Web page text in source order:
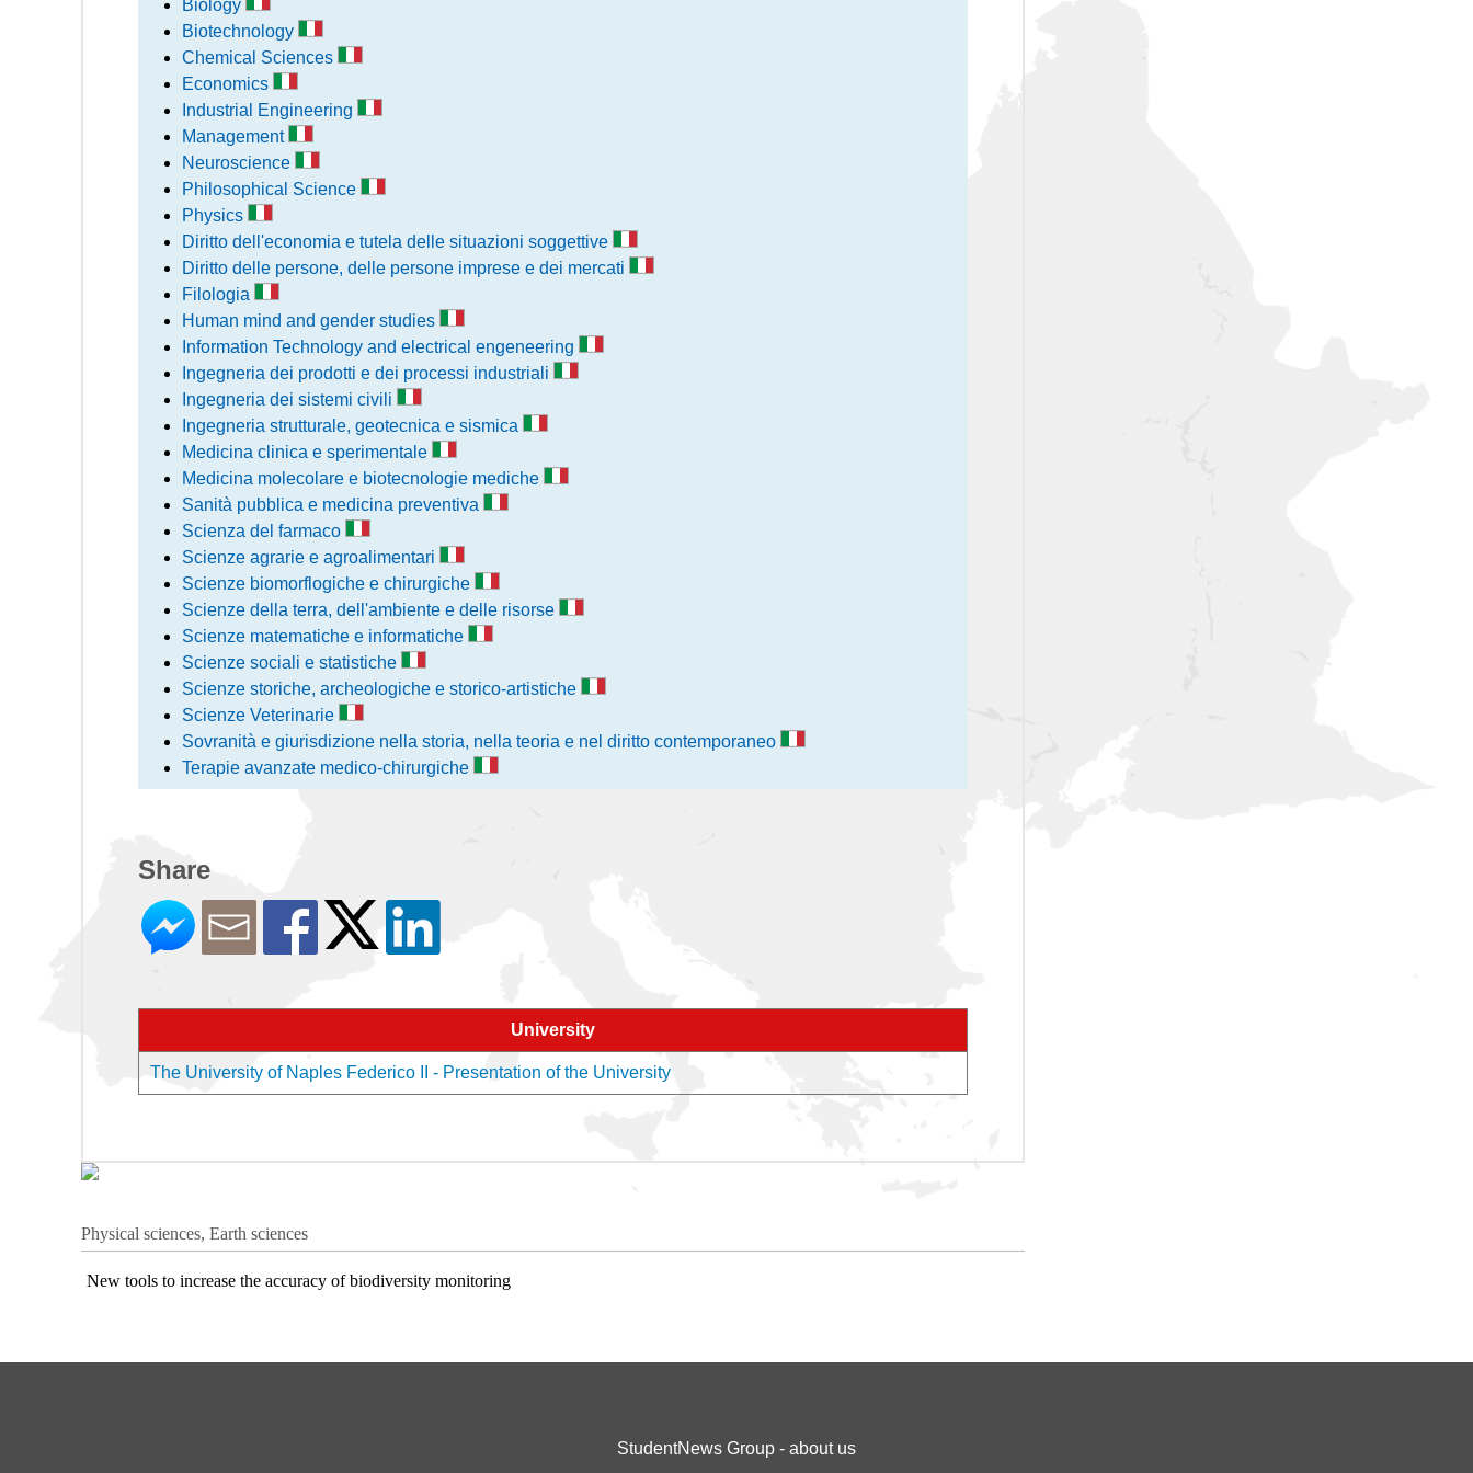
Biology
Biotechnology
Chemical Sciences
Economics
Industrial Engineering
Management
Neuroscience
Philosophical Science
Physics
Diritto dell'economia e tutela delle situazioni soggettive
Diritto delle persone, delle persone imprese e dei mercati
Filologia
Human mind and gender studies
Information Technology and electrical engeneering
Ingegneria dei prodotti e dei processi industriali
Ingegneria dei sistemi civili
Ingegneria strutturale, geotecnica e sismica
Medicina clinica e sperimentale
Medicina molecolare e biotecnologie mediche
Sanità pubblica e medicina preventiva
Scienza del farmaco
Scienze agrarie e agroalimentari
Scienze biomorflogiche e chirurgiche
Scienze della terra, dell'ambiente e delle risorse
Scienze matematiche e informatiche
Scienze sociali e statistiche
Scienze storiche, archeologiche e storico-artistiche
Scienze Veterinarie
Sovranità e giurisdizione nella storia, nella teoria e nel diritto contemporaneo
Terapie avanzate medico-chirurgiche
Share
University
The University of Naples Federico II - Presentation of the University
Physical sciences, Earth sciences
New tools to increase the accuracy of biodiversity monitoring
StudentNews Group - about us